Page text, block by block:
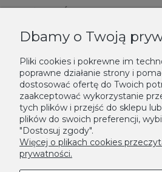
PŁATNOŚCI I DOSTAWA
KONTAKT
NEWSLETTER
Podaj swój adres e-mail, jeżeli chcesz
nowościach i promocjach.
Dbamy o Twoją
Pliki cookies i pokrewne im
poprawne działanie strony i
dostosować ofertę do Twoich
zaakceptować wykorzystanie
tych plików i przejść do sklepu
plików do swoich preferencji,
"Dostosuj zgody".
Więcej o plikach cookies
prywatności.